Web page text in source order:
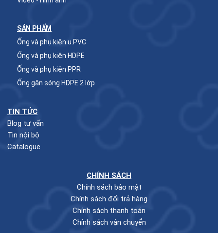
SẢN PHẨM
Ống và phụ kiện u.PVC
Ống và phụ kiện HDPE
Ống và phụ kiện PPR
Ống gân sóng HDPE 2 lớp
TIN TỨC
Blog tư vấn
Tin nội bộ
Catalogue
CHÍNH SÁCH
Chính sách bảo mật
Chính sách đổi trả hàng
Chính sách thanh toán
Chính sách vận chuyển